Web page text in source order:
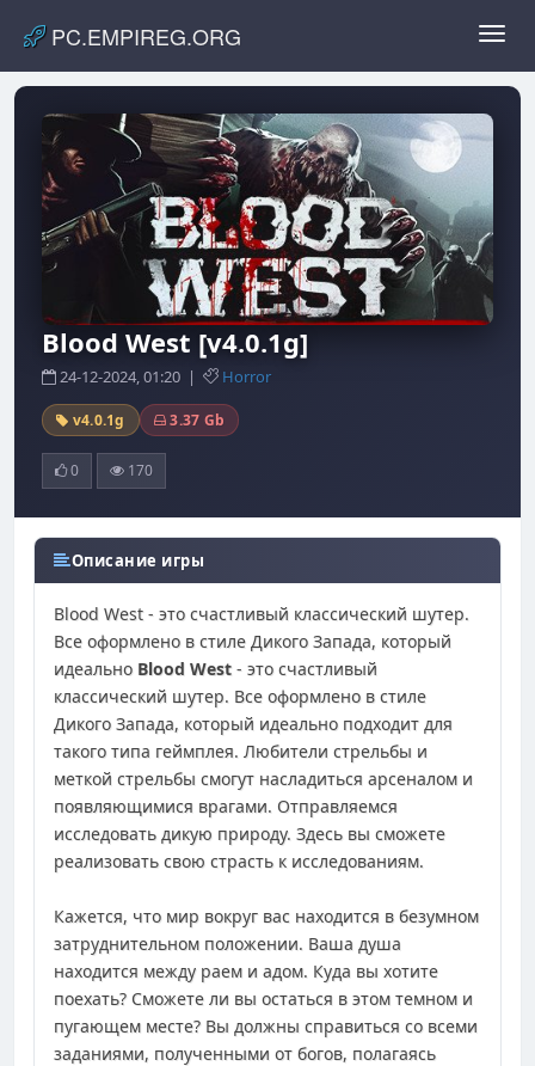
PC.EMPIREG.ORG
Blood West [v4.0.1g]
24-12-2024, 01:20 | Horror
v4.0.1g 3.37 Gb
0 170
Описание игры
Blood West - это счастливый классический шутер.
Все оформлено в стиле Дикого Запада, который
идеально Blood West - это счастливый
классический шутер. Все оформлено в стиле
Дикого Запада, который идеально подходит для
такого типа геймплея. Любители стрельбы и
меткой стрельбы смогут насладиться арсеналом и
появляющимися врагами. Отправляемся
исследовать дикую природу. Здесь вы сможете
реализовать свою страсть к исследованиям.
Кажется, что мир вокруг вас находится в безумном
затруднительном положении. Ваша душа
находится между раем и адом. Куда вы хотите
поехать? Сможете ли вы остаться в этом темном и
пугающем месте? Вы должны справиться со всеми
заданиями, полученными от богов, полагаясь